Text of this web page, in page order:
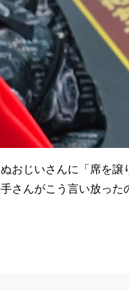
おじいさんに
「席を
さんがこう言い放った